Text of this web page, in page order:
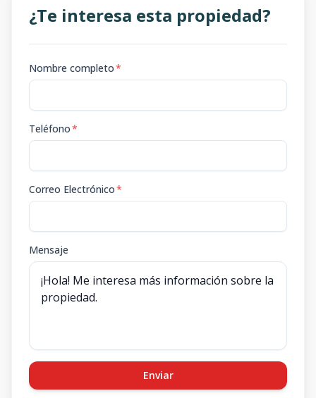
¿Te interesa esta propiedad?
Nombre completo*
Teléfono*
Correo Electrónico*
Mensaje
Enviar